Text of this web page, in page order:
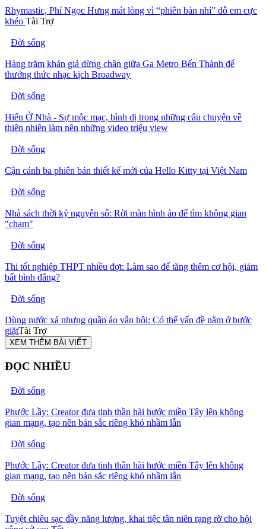
Rhymastic, Phí Ngọc Hưng mát lòng vì “phiên bản nhí” dỗ em cực
khéo Tài Trợ
Đời sống
Hàng trăm khán giả dừng chân giữa Ga Metro Bến Thành để
thưởng thức nhạc kịch Broadway
Đời sống
Hiển Ở Nhà - Sự mộc mạc, bình dị trong những câu chuyện về
thiên nhiên làm nên những video triệu view
Đời sống
Cận cảnh ba phiên bản thiết kế mới của Hello Kitty tại Việt Nam
Đời sống
Nhà sách thời kỷ nguyên số: Rời màn hình ảo để tìm không gian
"chạm"
Đời sống
Thi tốt nghiệp THPT nhiều đợt: Làm sao để tăng thêm cơ hội, giảm
bất bình đẳng?
Đời sống
Dùng nước xả nhưng quần áo vẫn hôi: Có thể vấn đề nằm ở bước
giặtTài Trợ
XEM THÊM BÀI VIẾT
ĐỌC NHIỀU
Đời sống
Phước Lầy: Creator đưa tinh thần hài hước miền Tây lên không
gian mạng, tạo nên bản sắc riêng khó nhầm lẫn
Đời sống
Phước Lầy: Creator đưa tinh thần hài hước miền Tây lên không
gian mạng, tạo nên bản sắc riêng khó nhầm lẫn
Đời sống
Tuyệt chiêu sạc đầy năng lượng, khai tiệc tân niên rạng rỡ cho hội